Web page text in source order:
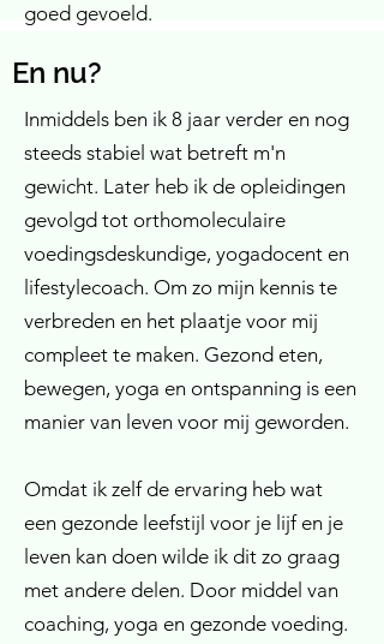
goed gevoeld.
En nu?
Inmiddels ben ik 8 jaar verder en nog
steeds stabiel wat betreft m'n
gewicht. Later heb ik de opleidingen
gevolgd tot orthomoleculaire
voedingsdeskundige, yogadocent en
lifestylecoach. Om zo mijn kennis te
verbreden en het plaatje voor mij
compleet te maken. Gezond eten,
bewegen, yoga en ontspanning is een
manier van leven voor mij geworden.
Omdat ik zelf de ervaring heb wat
een gezonde leefstijl voor je lijf en je
leven kan doen wilde ik dit zo graag
met andere delen. Door middel van
coaching, yoga en gezonde voeding.